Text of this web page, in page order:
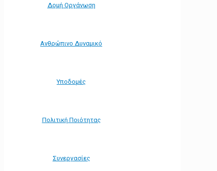
Δομή Οργάνωση
Ανθρώπινο Δυναμικό
Υποδομές
Πολιτική Ποιότητας
Συνεργασίες